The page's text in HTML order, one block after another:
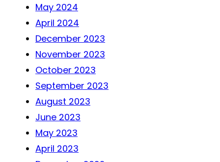
May 2024
April 2024
December 2023
November 2023
October 2023
September 2023
August 2023
June 2023
May 2023
April 2023